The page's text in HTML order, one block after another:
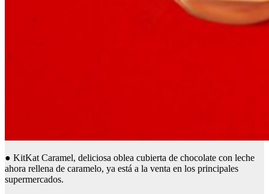
● KitKat Caramel, deliciosa oblea cubierta de chocolate con leche
ahora rellena de caramelo, ya está a la venta en los principales
supermercados.